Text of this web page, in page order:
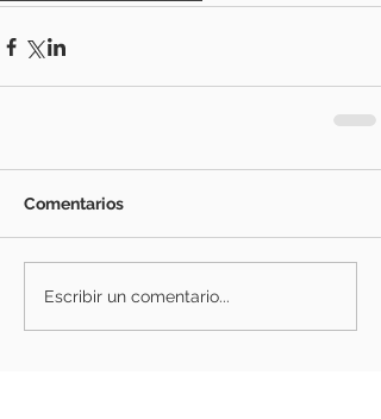
Comentarios
Escribir un comentario...